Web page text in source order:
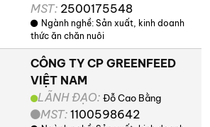
MST: 2500175548
Ngành nghề: Sản xuất, kinh doanh
thức ăn chăn nuôi
CÔNG TY CP GREENFEED
VIỆT NAM
LÃNH ĐẠO: Đỗ Cao Bằng
MST: 1100598642